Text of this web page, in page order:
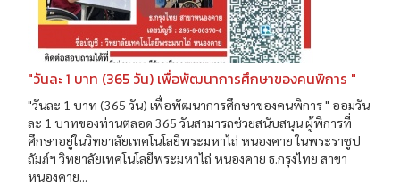
"วันละ 1 บาท (365 วัน) เพื่อพัฒนาการศึกษาของคนพิการ "
"วันละ 1 บาท (365 วัน) เพื่อพัฒนาการศึกษาของคนพิการ " ออมวัน
ละ 1 บาทของท่านตลอด 365 วันสามารถช่วยสนับสนุน ผู้พิการที่
ศึกษาอยู่ในวิทยาลัยเทคโนโลยีพระมหาไถ่ หนองคาย ในพระราชูป
ถัมภ์ฯ วิทยาลัยเทคโนโลยีพระมหาไถ่ หนองคาย ธ.กรุงไทย สาขา
หนองคาย...